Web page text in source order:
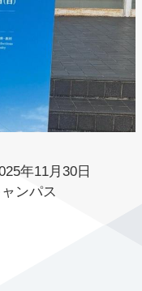
年11月30日
ンパス